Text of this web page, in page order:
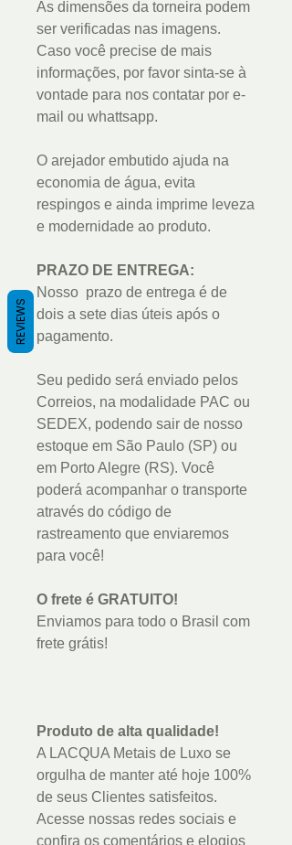
As dimensões da torneira podem
ser verificadas nas imagens.
Caso você precise de mais
informações, por favor sinta-se à
vontade para nos contatar por e-
mail ou whattsapp.
O arejador embutido ajuda na
economia de água, evita
respingos e ainda imprime leveza
e modernidade ao produto.
PRAZO DE ENTREGA:
Nosso prazo de entrega é de
dois a sete dias úteis após o
pagamento.
Seu pedido será enviado pelos
Correios, na modalidade PAC ou
SEDEX, podendo sair de nosso
estoque em São Paulo (SP) ou
em Porto Alegre (RS). Você
poderá acompanhar o transporte
através do código de
rastreamento que enviaremos
para você!
O frete é GRATUITO!
Enviamos para todo o Brasil com
frete grátis!
Produto de alta qualidade!
A LACQUA Metais de Luxo se
orgulha de manter até hoje 100%
de seus Clientes satisfeitos.
Acesse nossas redes sociais e
confira os comentários e elogios
REVIEWS